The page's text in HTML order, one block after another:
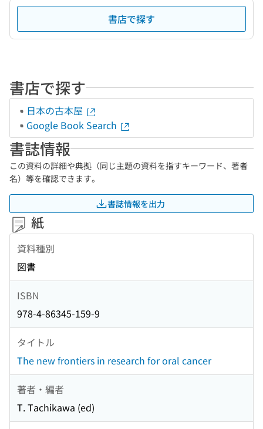
書店で探す
書店で探す
日本の古本屋
Google Book Search
書誌情報
この資料の詳細や典拠（同じ主題の資料を指すキーワード、著者
名）等を確認できます。
書誌情報を出力
紙
資料種別
図書
ISBN
978-4-86345-159-9
タイトル
The new frontiers in research for oral cancer
著者・編者
T. Tachikawa (ed)